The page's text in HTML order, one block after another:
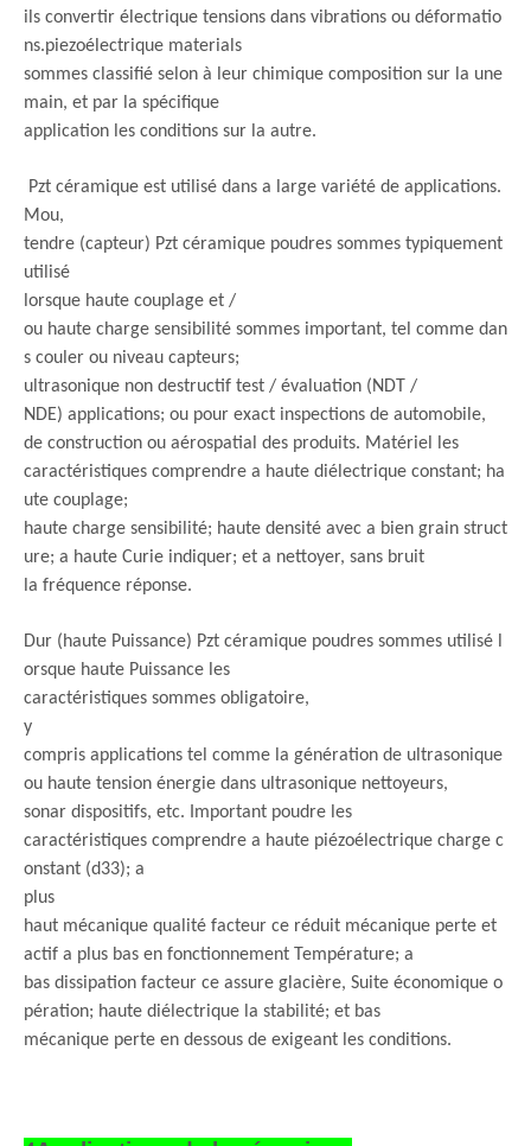
ils convertir électrique tensions dans vibrations ou déformatio
ns.piezoélectrique materials
sommes classifié selon à leur chimique composition sur la une
main, et par la spécifique
application les conditions sur la autre.
Pzt céramique est utilisé dans a large variété de applications.
Mou,
tendre (capteur) Pzt céramique poudres sommes typiquement
utilisé
lorsque haute couplage et /
ou haute charge sensibilité sommes important, tel comme dan
s couler ou niveau capteurs;
ultrasonique non destructif test / évaluation (NDT /
NDE) applications; ou pour exact inspections de automobile,
de construction ou aérospatial des produits. Matériel les
caractéristiques comprendre a haute diélectrique constant; ha
ute couplage;
haute charge sensibilité; haute densité avec a bien grain struct
ure; a haute Curie indiquer; et a nettoyer, sans bruit
la fréquence réponse.
Dur (haute Puissance) Pzt céramique poudres sommes utilisé l
orsque haute Puissance les
caractéristiques sommes obligatoire,
y
compris applications tel comme la génération de ultrasonique
ou haute tension énergie dans ultrasonique nettoyeurs,
sonar dispositifs, etc. Important poudre les
caractéristiques comprendre a haute piézoélectrique charge c
onstant (d33); a
plus
haut mécanique qualité facteur ce réduit mécanique perte et
actif a plus bas en fonctionnement Température; a
bas dissipation facteur ce assure glacière, Suite économique o
pération; haute diélectrique la stabilité; et bas
mécanique perte en dessous de exigeant les conditions.